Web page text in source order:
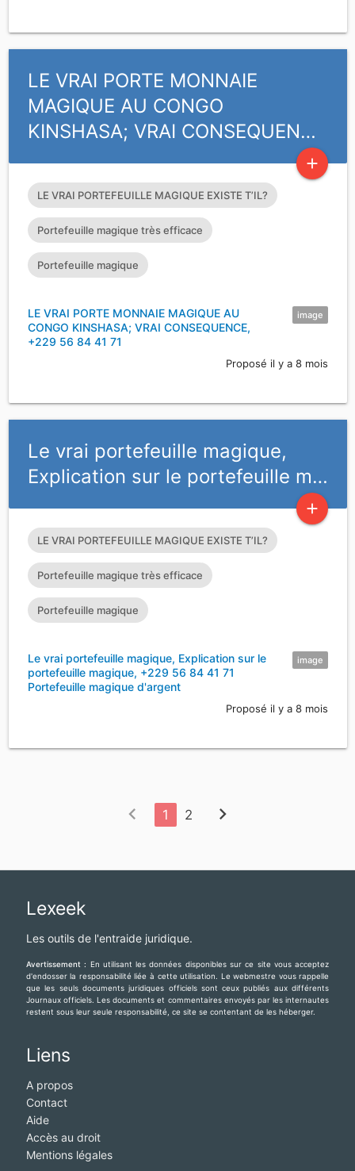
LE VRAI PORTE MONNAIE
MAGIQUE AU CONGO
KINSHASA; VRAI CONSEQUEN…
add
LE VRAI PORTEFEUILLE MAGIQUE EXISTE T’IL?
Portefeuille magique très efficace
Portefeuille magique
image
LE VRAI PORTE MONNAIE MAGIQUE AU
CONGO KINSHASA; VRAI CONSEQUENCE,
+229 56 84 41 71
Proposé il y a 8 mois
Le vrai portefeuille magique,
Explication sur le portefeuille m…
add
LE VRAI PORTEFEUILLE MAGIQUE EXISTE T’IL?
Portefeuille magique très efficace
Portefeuille magique
image
Le vrai portefeuille magique, Explication sur le
portefeuille magique, +229 56 84 41 71
Portefeuille magique d'argent
Proposé il y a 8 mois
chevron_left 1 2 chevron_right
Lexeek
Les outils de l'entraide juridique.
Avertissement : En utilisant les données disponibles sur ce site vous acceptez
d'endosser la responsabilité liée à cette utilisation. Le webmestre vous rappelle
que les seuls documents juridiques officiels sont ceux publiés aux différents
Journaux officiels. Les documents et commentaires envoyés par les internautes
restent sous leur seule responsabilité, ce site se contentant de les héberger.
Liens
A propos
Contact
Aide
Accès au droit
Mentions légales